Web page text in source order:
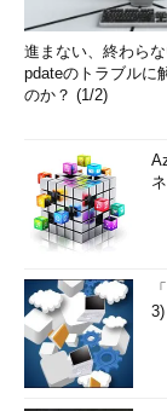
OK
Network
OK
Network
コマンドは正常
この例では、
ーバを指定してい
した場合はCIFS
接続される（
進まない、終わら
pdateのトラブルに
のか？ (1/2)
3)